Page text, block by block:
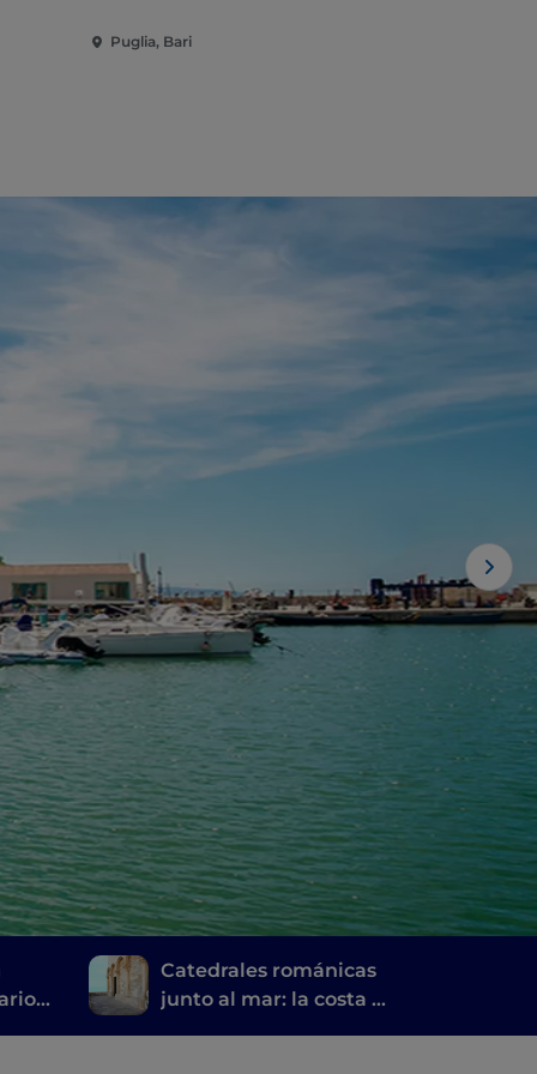
Puglia, Bari
Catedrales románicas
junto al mar: la costa al